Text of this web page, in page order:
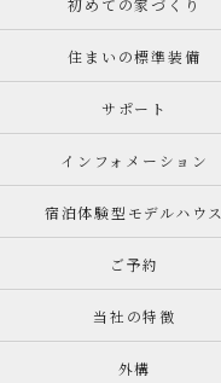
初めての家づくり
住まいの標準装備
サポート
インフォメーション
宿泊体験型モデルハウス
ご予約
当社の特徴
外構